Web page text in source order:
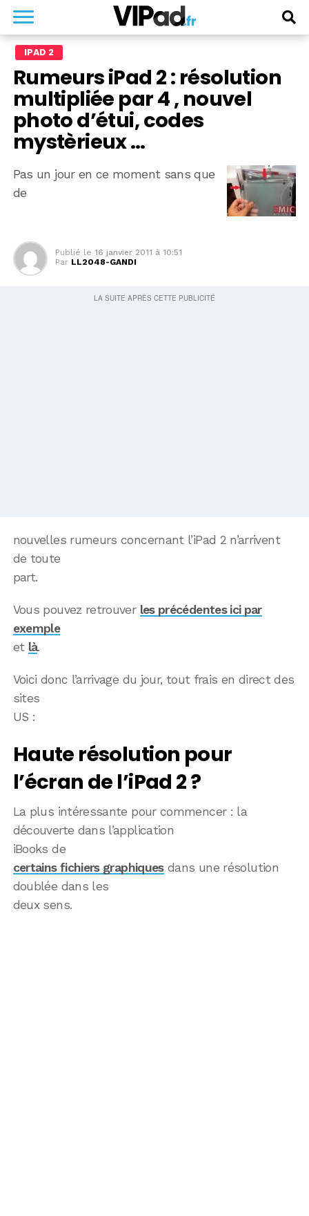
IPAD 2
Rumeurs iPad 2 : résolution
multipliée par 4 , nouvel
photo d’étui, codes
mystèrieux …
Pas un jour en ce moment sans que
de
Publié le 16 janvier 2011 à 10:51
Par LL2048-GANDI
nouvelles rumeurs concernant l’iPad 2 n’arrivent
de toute
part.
Vous pouvez retrouver les précédentes ici par
exemple
et là.
Voici donc l’arrivage du jour, tout frais en direct des
sites
US :
Haute résolution pour
l’écran de l’iPad 2 ?
La plus intéressante pour commencer : la
découverte dans l’application
iBooks de
certains fichiers graphiquesdans une résolution
doublée dans les
deux sens.